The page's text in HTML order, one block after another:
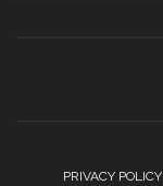
PRIVACY POLICY